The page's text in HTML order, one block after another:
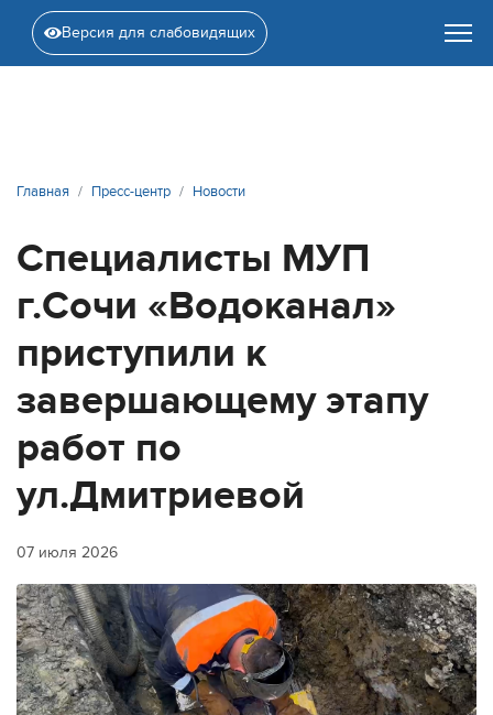
Версия для слабовидящих
Главная Пресс-центр Новости
Специалисты МУП
г.Сочи «Водоканал»
приступили к
завершающему этапу
работ по
ул.Дмитриевой
07 июля 2026